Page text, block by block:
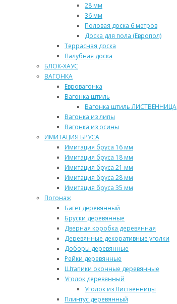
28 мм
36 мм
Половая доска 6 метров
Доска для пола (Европол)
Террасная доска
Палубная доска
БЛОК-ХАУС
ВАГОНКА
Евровагонка
Вагонка штиль
Вагонка штиль ЛИСТВЕННИЦА
Вагонка из липы
Вагонка из осины
ИМИТАЦИЯ БРУСА
Имитация бруса 16 мм
Имитация бруса 18 мм
Имитация бруса 21 мм
Имитация бруса 28 мм
Имитация бруса 35 мм
Погонаж
Багет деревянный
Бруски деревянные
Дверная коробка деревянная
Деревянные декоративные уголки
Доборы деревянные
Рейки деревянные
Штапики оконные деревянные
Уголок деревянный
Уголок из Лиственницы
Плинтус деревянный